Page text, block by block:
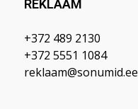
REKLAAM
+372 489 2130
+372 5551 1084
reklaam@sonumid.ee